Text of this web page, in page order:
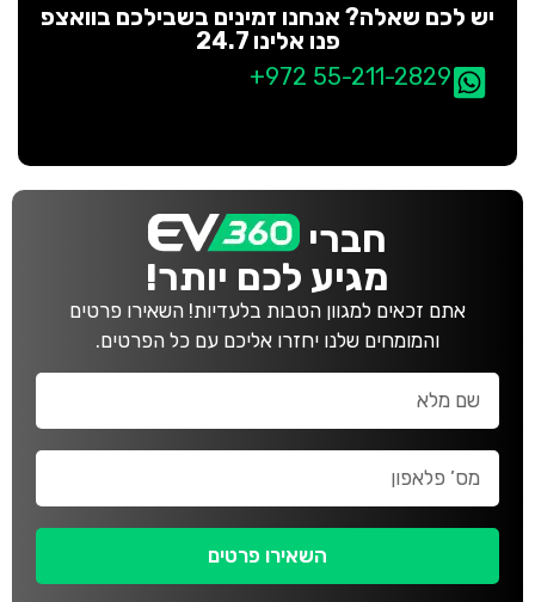
יש לכם שאלה? אנחנו זמינים בשבילכם בוואצפ
פנו אלינו 24.7
+972 55-211-2829
חברי
מגיע לכם יותר!
אתם זכאים למגוון הטבות בלעדיות! השאירו פרטים
והמומחים שלנו יחזרו אליכם עם כל הפרטים.
השאירו פרטים